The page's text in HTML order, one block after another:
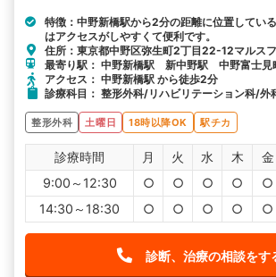
特徴：中野新橋駅から2分の距離に位置してい
はアクセスがしやすくて便利です。
住所：東京都中野区弥生町2丁目22-12マルス
最寄り駅： 中野新橋駅 新中野駅 中野富士見
アクセス： 中野新橋駅 から徒歩2分
診療科目： 整形外科/リハビリテーション科/外
整形外科 土曜日 18時以降OK 駅チカ
診療時間 月 火 水 木 金
9:00～12:30
○ ○ ○ ○ ○
14:30～18:30
○ ○ ○ ○ ○
診断、治療の相談をす